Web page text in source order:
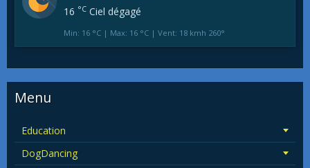
16 °C Ciel dégagé
Min: 16 °C | Max: 16 °C | Vent: 18 kmh 260°
Menu
Education
DogDancing